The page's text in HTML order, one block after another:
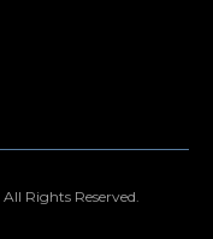
All Rights Reserved.